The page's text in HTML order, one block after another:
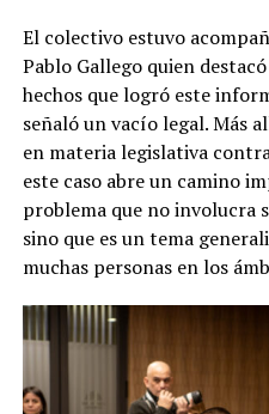
El colectivo estuvo
Pablo Gallego quien
hechos que logró este
señaló un vacío legal. Más
en materia legislativa
este caso abre un camino
problema que no involucra
sino que es un tema
muchas personas en los